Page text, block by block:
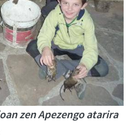
zen Apezengo atarira